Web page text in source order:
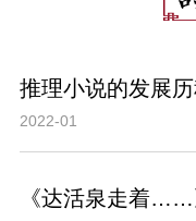
推理小说的发展
2022-01
《达活泉走着